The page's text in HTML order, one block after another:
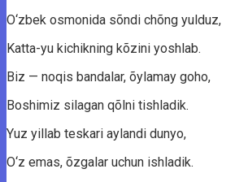
O‘zbek оsmоnidа sõndi chõng yulduz,
Kаttа-yu kichikning kõzini yоshlаb.
Biz — nоqis bаndаlаr, õylаmаy gоhо,
Bоshimiz silаgаn qõlni tishlаdik.
Yuz yillаb teskаri аylаndi dunyо,
O‘z emаs, õzgаlаr uchun ishlаdik.